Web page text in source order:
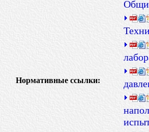
Нормативные ссылки: